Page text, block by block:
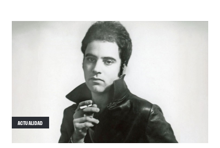
ACTUALIDAD